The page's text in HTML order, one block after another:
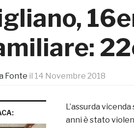
Fonte il 14 Novembre 2018
L’assurda vicenda
anni è stato